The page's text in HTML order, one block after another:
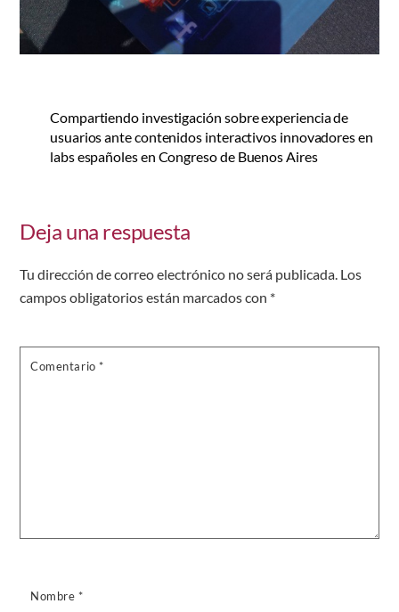
Compartiendo investigación sobre experiencia de
usuarios ante contenidos interactivos innovadores en
labs españoles en Congreso de Buenos Aires
Deja una respuesta
Tu dirección de correo electrónico no será publicada. Los
campos obligatorios están marcados con *
Comentario *
Nombre *